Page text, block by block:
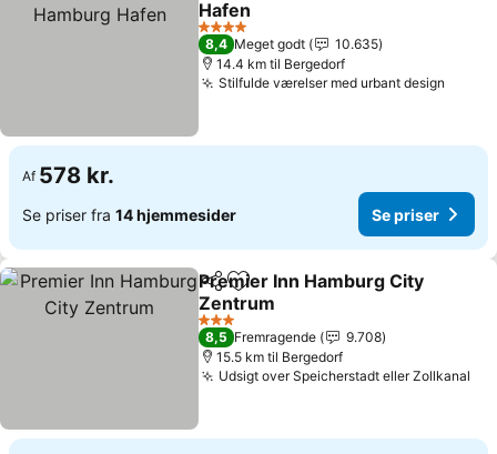
Hafen
4 Stjerner
8,4 Meget godt
10.635
14.4 km til Bergedorf
Stilfulde værelser med urbant design
Af 578 kr.
Se priser fra 14 hjemmesider Se priser
Del Føj til favoritter
Premier Inn Hamburg City
Zentrum
3 Stjerner
8,5 Fremragende
9.708
15.5 km til Bergedorf
Udsigt over Speicherstadt eller Zollkanal